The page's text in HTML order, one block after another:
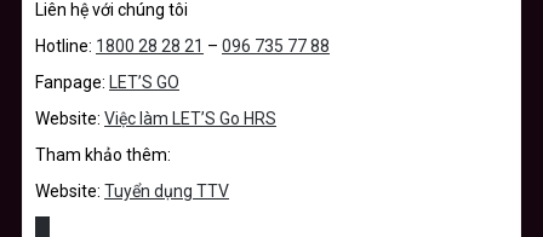
Liên hệ với chúng tôi
Hotline: 1800 28 28 21 – 096 735 77 88
Fanpage: LET’S GO
Website: Việc làm LET’S Go HRS
Tham khảo thêm:
Website: Tuyển dụng TTV